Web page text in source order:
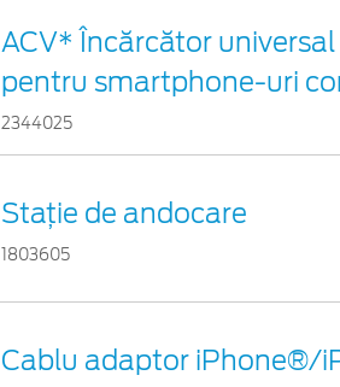
ACV* Încărcător
pentru smartphone-uri
2344025
Staţie de andocare
1803605
Cablu adaptor iPhone®/